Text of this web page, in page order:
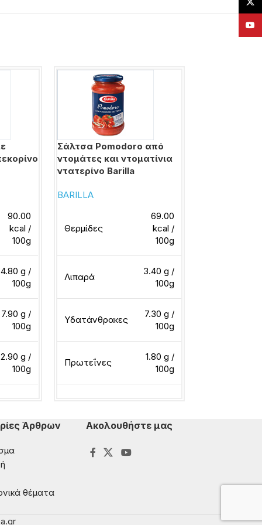
90.00
kcal /
100g
4.80 g /
100g
7.90 g /
100g
2.90 g /
100g
Σάλτσα Pomodoro από
ντομάτες και ντοματίνια
ντατερίνο Barilla
BARILLA
Θερμίδες
69.00
kcal /
100g
Λιπαρά
3.40 g /
100g
Υδατάνθρακες
7.30 g /
100g
Πρωτεΐνες
1.80 g /
100g
Άρθρων
θέματα
Ακολουθήστε μας